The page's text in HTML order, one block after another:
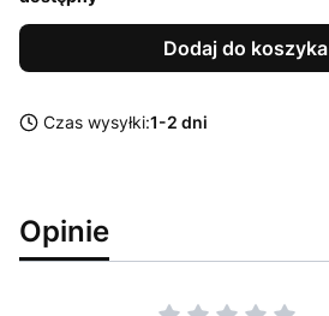
Dodaj do koszyka
Czas wysyłki:1-2 dni
Opinie